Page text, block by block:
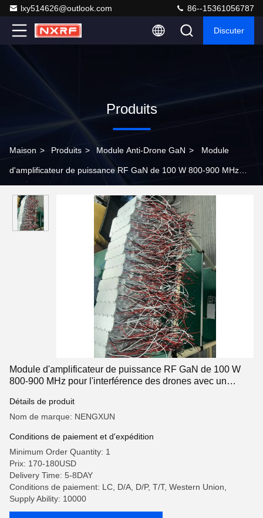
lxy514626@outlook.com 86--15361056787
Discuter
Produits
Maison > Produits > Module Anti-Drone GaN > Module
d'amplificateur de puissance RF GaN de 100 W 800-900 MHz
module LoRa
Module d'amplificateur de puissance RF GaN de 100 W
800-900 MHz pour l'interférence des drones avec un
Détails de produit
Nom de marque: NENGXUN
Conditions de paiement et d'expédition
Minimum Order Quantity: 1
Prix: 170-180USD
Delivery Time: 5-8DAY
Conditions de paiement: LC, D/A, D/P, T/T, Western Union,
Supply Ability: 10000